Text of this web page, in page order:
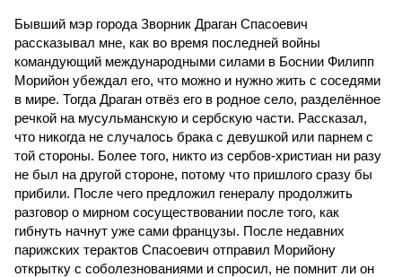
Бывший мэр города Зворник Драган Спасоевич
рассказывал мне, как во время последней войны
командующий международными силами в Боснии Филипп
Морийон убеждал его, что можно и нужно жить с соседями
в мире. Тогда Драган отвёз его в родное село, разделённое
речкой на мусульманскую и сербскую части. Рассказал,
что никогда не случалось брака с девушкой или парнем с
той стороны. Более того, никто из сербов-христиан ни разу
не был на другой стороне, потому что пришлого сразу бы
прибили. После чего предложил генералу продолжить
разговор о мирном сосуществовании после того, как
гибнуть начнут уже сами французы. После недавних
парижских терактов Спасоевич отправил Морийону
открытку с соболезнованиями и спросил, не помнит ли он